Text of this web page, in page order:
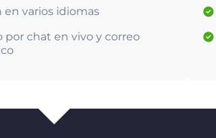
en varios idiomas
por chat en vivo y correo